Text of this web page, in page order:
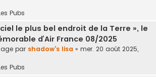
Pubs
le plus bel endroit de la Terre », le
d’Air France 08/2025
par shadow's lisa « mer. 20 août 2025,
Pubs